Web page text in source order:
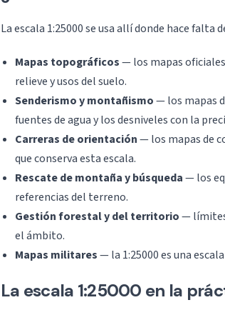
La escala 1:25000 se usa allí donde hace
Mapas topográficos— los mapas
relieve y usos del suelo.
Senderismo y montañismo— los mapas
fuentes de agua y los desniveles con la
Carreras de orientación— los mapas de
que conserva esta escala.
Rescate de montaña y búsqueda— los
referencias del terreno.
Gestión forestal y del territorio—
el ámbito.
Mapas militares— la 1:25000 es una
La escala 1:25000 en la